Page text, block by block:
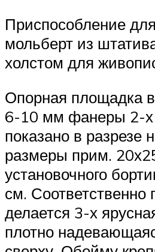
Приспособление
мольберт из
холстом для
Опорная площадка
6-10 мм фанеры 2-х
показано в разрезе
размеры прим.
установочного
см. Соответственно
делается 3-х
плотно